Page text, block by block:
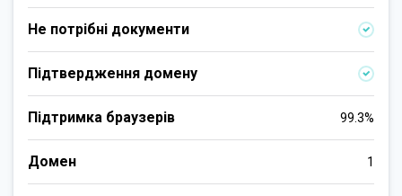
Не потрібні документи
Підтвердження домену
Підтримка браузерів 99.3%
Домен 1